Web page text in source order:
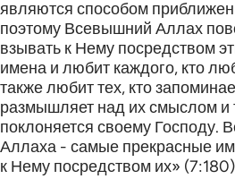
являются способом
поэтому Всевышний Аллах
взывать к Нему посредством
имена и любит каждого, кто
также любит тех, кто
размышляет над их смыслом и
поклоняется своему Господу.
Аллаха - самые прекрасные
к Нему посредством их»